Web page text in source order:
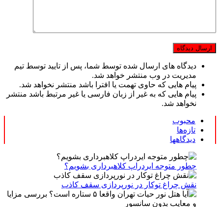
دیدگاه های ارسال شده توسط شما، پس از تایید توسط تیم
مدیریت در وب منتشر خواهد شد.
پیام هایی که حاوی تهمت یا افترا باشد منتشر نخواهد شد.
پیام هایی که به غیر از زبان فارسی یا غیر مرتبط باشد منتشر
نخواهد شد.
محبوب
تازه‌ها
دیدگاهها
چطور متوجه ایردراپ کلاهبرداری بشویم؟
نقش چراغ توکار در نورپردازی سقف کاذب